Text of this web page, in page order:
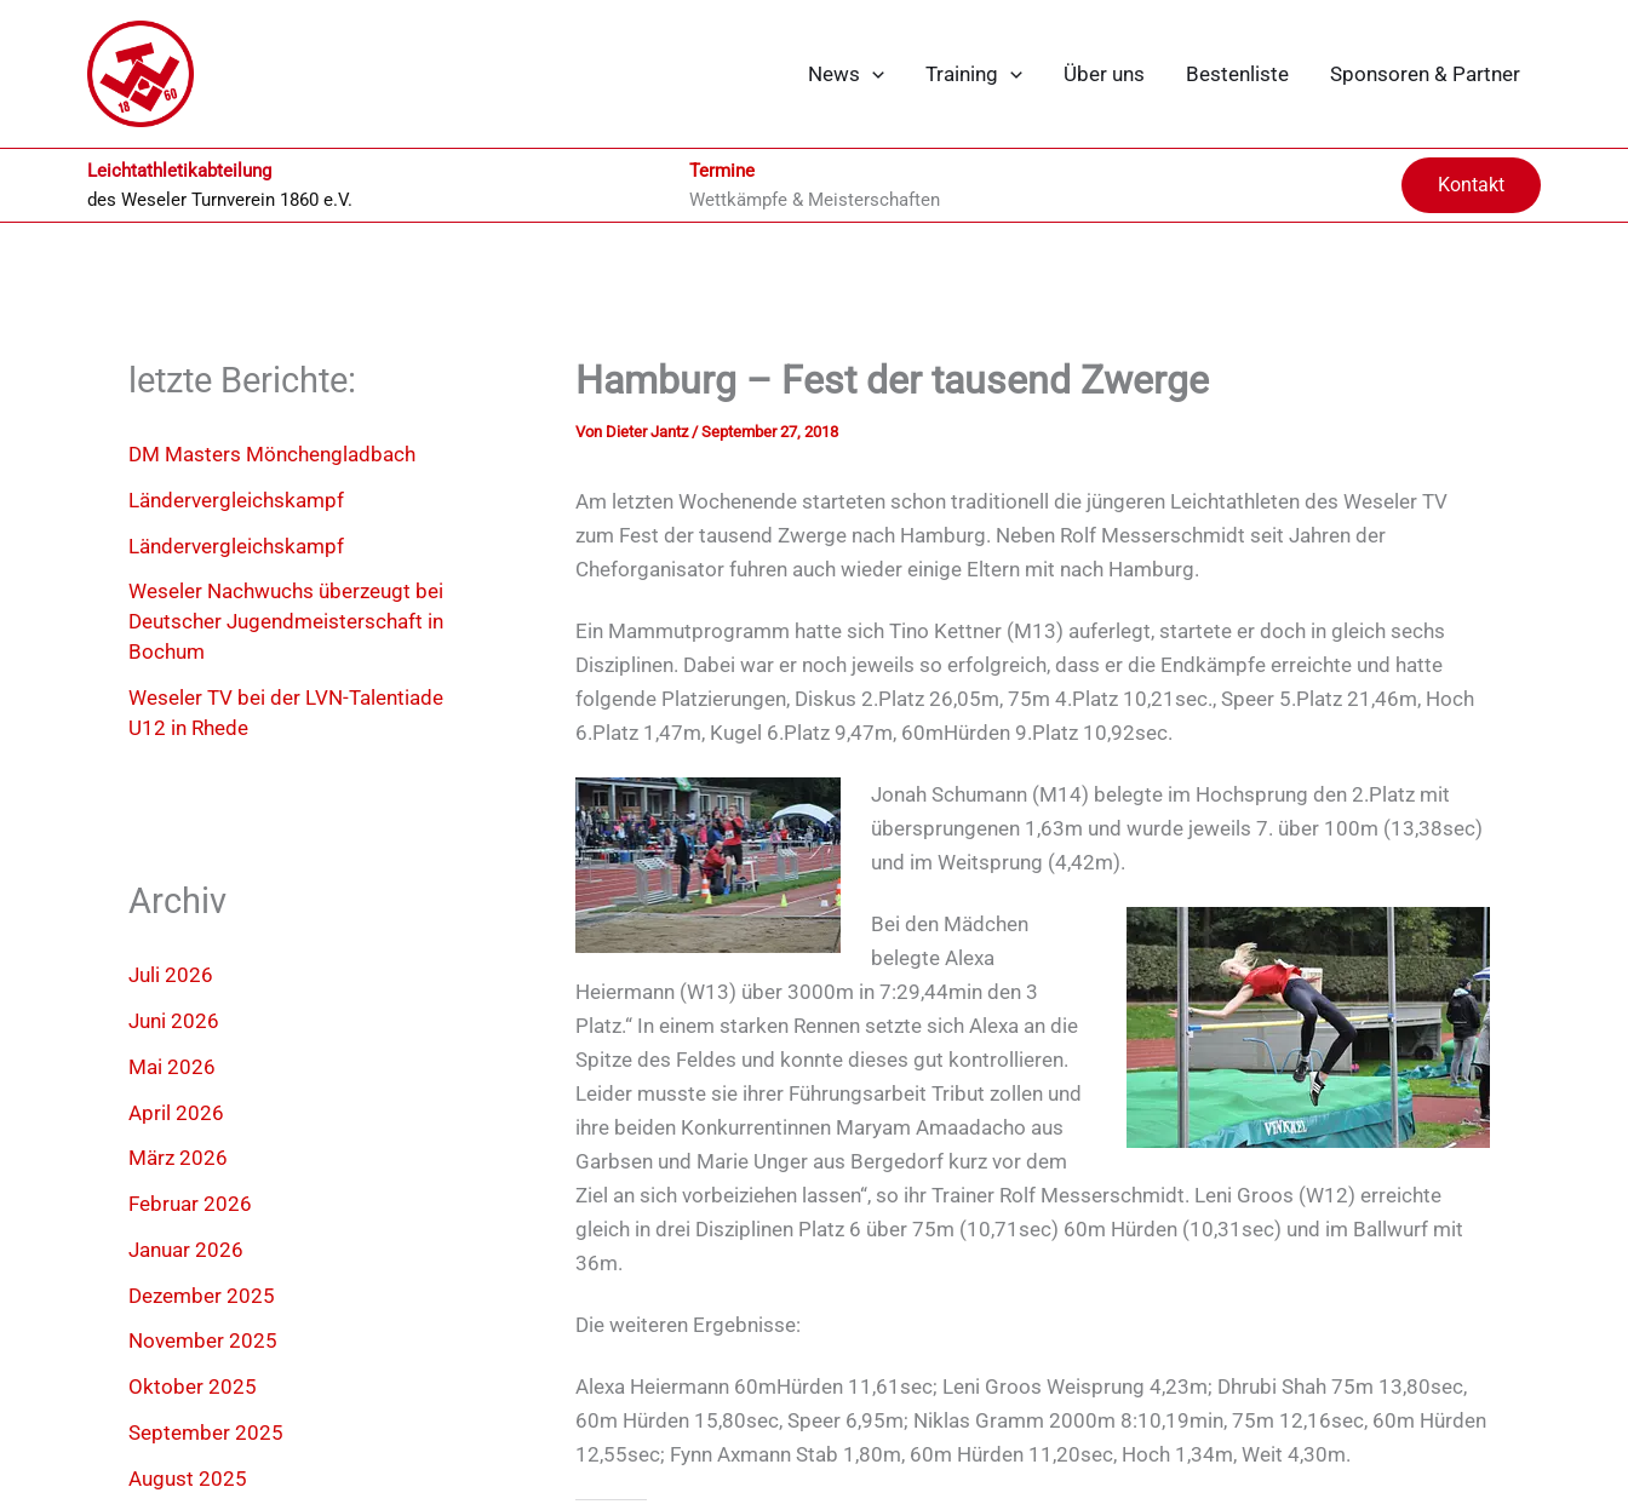
News Training Über uns Bestenliste Sponsoren & Partner
Leichtathletikabteilung
des Weseler Turnverein 1860 e.V.
Termine
Wettkämpfe & Meisterschaften
Kontakt
letzte Berichte:
DM Masters Mönchengladbach
Ländervergleichskampf
Ländervergleichskampf
Weseler Nachwuchs überzeugt bei
Deutscher Jugendmeisterschaft in
Bochum
Weseler TV bei der LVN-Talentiade
U12 in Rhede
Archiv
Juli 2026
Juni 2026
Mai 2026
April 2026
März 2026
Februar 2026
Januar 2026
Dezember 2025
November 2025
Oktober 2025
September 2025
August 2025
Hamburg – Fest der tausend Zwerge
Von Dieter Jantz /September 27, 2018
Am letzten Wochenende starteten schon traditionell die jüngeren Leichtathleten des Weseler TV
zum Fest der tausend Zwerge nach Hamburg. Neben Rolf Messerschmidt seit Jahren der
Cheforganisator fuhren auch wieder einige Eltern mit nach Hamburg.
Ein Mammutprogramm hatte sich Tino Kettner (M13) auferlegt, startete er doch in gleich sechs
Disziplinen. Dabei war er noch jeweils so erfolgreich, dass er die Endkämpfe erreichte und hatte
folgende Platzierungen, Diskus 2.Platz 26,05m, 75m 4.Platz 10,21sec., Speer 5.Platz 21,46m, Hoch
6.Platz 1,47m, Kugel 6.Platz 9,47m, 60mHürden 9.Platz 10,92sec.
Jonah Schumann (M14) belegte im Hochsprung den 2.Platz mit
übersprungenen 1,63m und wurde jeweils 7. über 100m (13,38sec)
und im Weitsprung (4,42m).
Bei den Mädchen
belegte Alexa
Heiermann (W13) über 3000m in 7:29,44min den 3
Platz.“ In einem starken Rennen setzte sich Alexa an die
Spitze des Feldes und konnte dieses gut kontrollieren.
Leider musste sie ihrer Führungsarbeit Tribut zollen und
ihre beiden Konkurrentinnen Maryam Amaadacho aus
Garbsen und Marie Unger aus Bergedorf kurz vor dem
Ziel an sich vorbeiziehen lassen“, so ihr Trainer Rolf Messerschmidt. Leni Groos (W12) erreichte
gleich in drei Disziplinen Platz 6 über 75m (10,71sec) 60m Hürden (10,31sec) und im Ballwurf mit
36m.
Die weiteren Ergebnisse:
Alexa Heiermann 60mHürden 11,61sec; Leni Groos Weisprung 4,23m; Dhrubi Shah 75m 13,80sec,
60m Hürden 15,80sec, Speer 6,95m; Niklas Gramm 2000m 8:10,19min, 75m 12,16sec, 60m Hürden
12,55sec; Fynn Axmann Stab 1,80m, 60m Hürden 11,20sec, Hoch 1,34m, Weit 4,30m.